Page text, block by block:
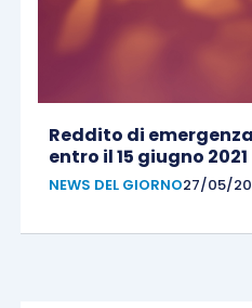
Reddito di
entro il 15 giugno 2021
NEWS DEL GIORNO27/05/